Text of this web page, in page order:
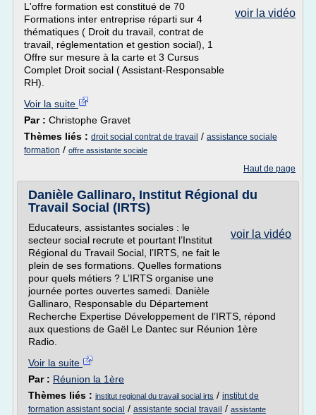
voir la vidéo
L'offre formation est constitué de 70
Formations inter entreprise réparti sur 4
thématiques ( Droit du travail, contrat de
travail, réglementation et gestion social), 1
Offre sur mesure à la carte et 3 Cursus
Complet Droit social ( Assistant-Responsable
RH).
Voir la suite
Par : Christophe Gravet
Thèmes liés : droit social contrat de travail / assistance sociale
formation / offre assistante sociale
Haut de page
Danièle Gallinaro, Institut Régional du
Travail Social (IRTS)
voir la vidéo
Educateurs, assistantes sociales : le
secteur social recrute et pourtant l’Institut
Régional du Travail Social, l’IRTS, ne fait le
plein de ses formations. Quelles formations
pour quels métiers ? L’IRTS organise une
journée portes ouvertes samedi. Danièle
Gallinaro, Responsable du Département
Recherche Expertise Développement de l’IRTS, répond
aux questions de Gaël Le Dantec sur Réunion 1ère
Radio.
Voir la suite
Par : Réunion la 1ère
Thèmes liés : institut regional du travail social irts / institut de
formation assistant social / assistante social travail / assistante